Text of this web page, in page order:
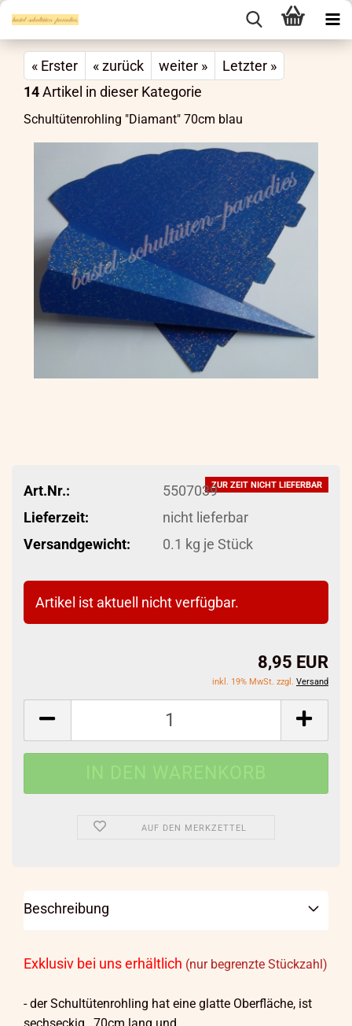
« Erster « zurück weiter »
Letzter »
14Artikel in dieser Kategorie
Schultütenrohling "Diamant" 70cm blau
ZUR ZEIT NICHT LIEFERBAR
Art.Nr.:
5507039
Lieferzeit:
nicht lieferbar
Versandgewicht:
0.1 kg je Stück
Artikel ist aktuell nicht verfügbar.
8,95 EUR
inkl. 19% MwSt. zzgl. Versand
AUF DEN MERKZETTEL
Beschreibung
Exklusiv bei uns erhältlich (nur begrenzte Stückzahl)
- der Schultütenrohling hat eine glatte Oberfläche, ist